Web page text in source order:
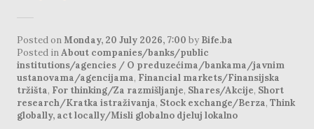
Posted on Monday, 20 July 2026, 7:00 by Bife.ba
Posted inAbout companies/banks/public
institutions/agencies / O preduzećima/bankama/javnim
ustanovama/agencijama, Financial markets/Finansijska
tržišta, For thinking/Za razmišljanje, Shares/Akcije, Short
research/Kratka istraživanja, Stock exchange/Berza, Think
globally, act locally/Misli globalno djeluj lokalno